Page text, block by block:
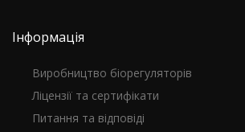
Інформація
Виробництво біорегуляторів
Ліцензії та сертифікати
Питання та відповіді